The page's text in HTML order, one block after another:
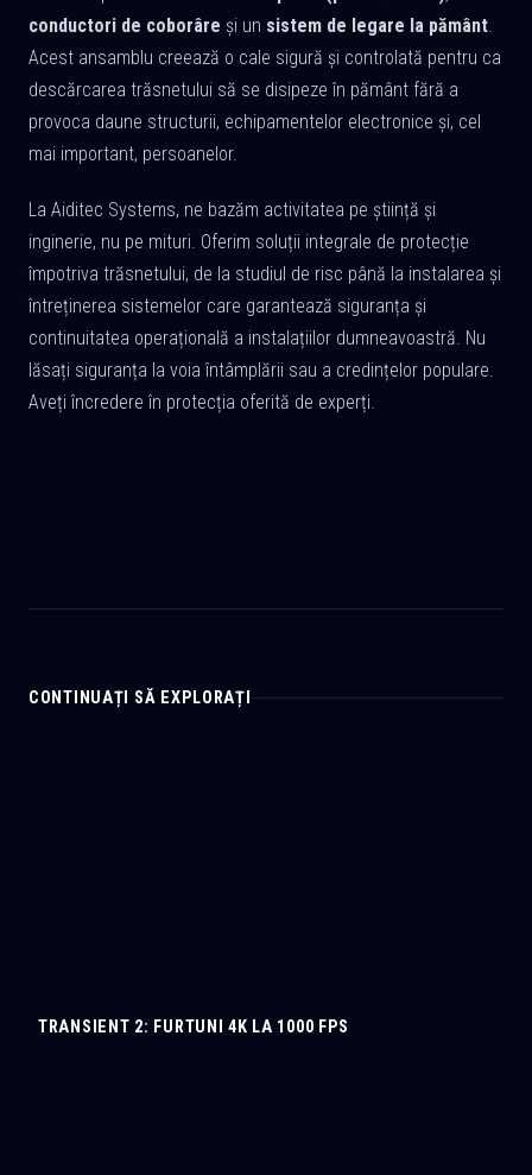
conductori de coborâre și un sistem de legare la pământ.
Acest ansamblu creează o cale sigură și controlată pentru ca
descărcarea trăsnetului să se disipeze în pământ fără a
provoca daune structurii, echipamentelor electronice și, cel
mai important, persoanelor.
La Aiditec Systems, ne bazăm activitatea pe știință și
inginerie, nu pe mituri. Oferim soluții integrale de protecție
împotriva trăsnetului, de la studiul de risc până la instalarea și
întreținerea sistemelor care garantează siguranța și
continuitatea operațională a instalațiilor dumneavoastră. Nu
lăsați siguranța la voia întâmplării sau a credințelor populare.
Aveți încredere în protecția oferită de experți.
CONTINUAȚI SĂ EXPLORAȚI
TRANSIENT 2: FURTUNI 4K LA 1000 FPS